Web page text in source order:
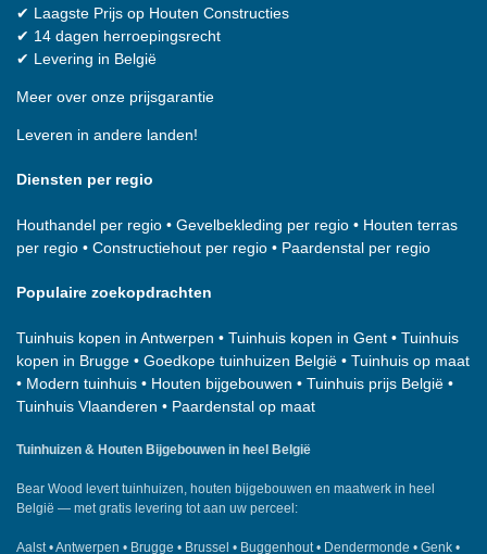
✔ Laagste Prijs op Houten Constructies
✔ 14 dagen herroepingsrecht
✔ Levering in België
Meer over onze prijsgarantie
Leveren in andere landen!
Diensten per regio
Houthandel per regio • Gevelbekleding per regio • Houten terras
per regio • Constructiehout per regio • Paardenstal per regio
Populaire zoekopdrachten
Tuinhuis kopen in Antwerpen • Tuinhuis kopen in Gent • Tuinhuis
kopen in Brugge • Goedkope tuinhuizen België • Tuinhuis op maat
• Modern tuinhuis • Houten bijgebouwen • Tuinhuis prijs België •
Tuinhuis Vlaanderen • Paardenstal op maat
Tuinhuizen & Houten Bijgebouwen in heel België
Bear Wood levert tuinhuizen, houten bijgebouwen en maatwerk in heel
België — met gratis levering tot aan uw perceel:
Aalst •Antwerpen • Brugge • Brussel • Buggenhout • Dendermonde • Genk •